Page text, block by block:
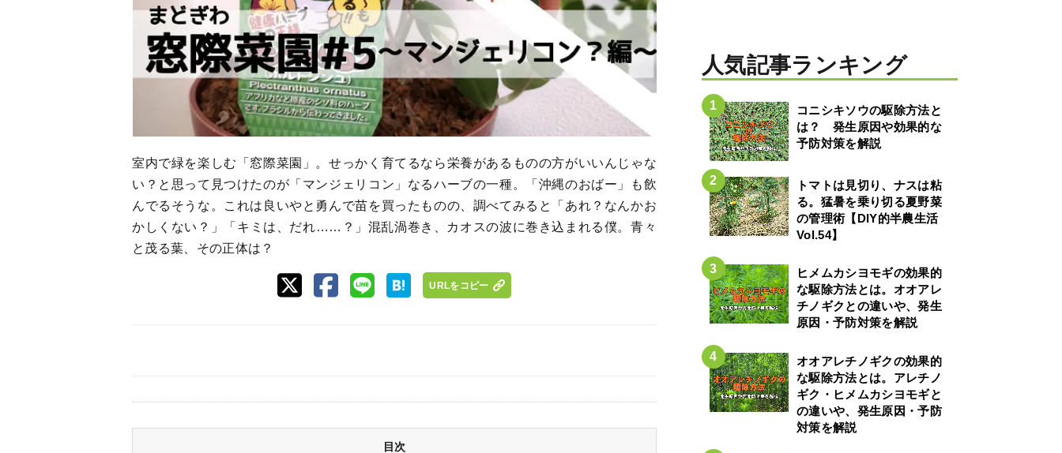
室内で緑を楽しむ「窓際菜園」。せっかく育てるなら栄養があるものの方がいいんじゃな
い？と思って見つけたのが「マンジェリコン」なるハーブの一種。「沖縄のおばー」も飲
んでるそうな。これは良いやと勇んで苗を買ったものの、調べてみると「あれ？なんかお
かしくない？」「キミは、だれ……？」混乱渦巻き、カオスの波に巻き込まれる僕。青々
と茂る葉、その正体は？
URLをコピー
目次
人気記事ランキング
コニシキソウの駆除方法と
は？ 発生原因や効果的な
予防対策を解説
トマトは見切り、ナスは粘
る。猛暑を乗り切る夏野菜
の管理術【DIY的半農生活
Vol.54】
ヒメムカシヨモギの効果的
な駆除方法とは。オオアレ
チノギクとの違いや、発生
原因・予防対策を解説
オオアレチノギクの効果的
な駆除方法とは。アレチノ
ギク・ヒメムカシヨモギと
の違いや、発生原因・予防
対策を解説